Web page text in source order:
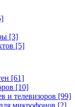
[3]
[5]
[61]
[10]
и телевизоров [99]
микрофонов [2]